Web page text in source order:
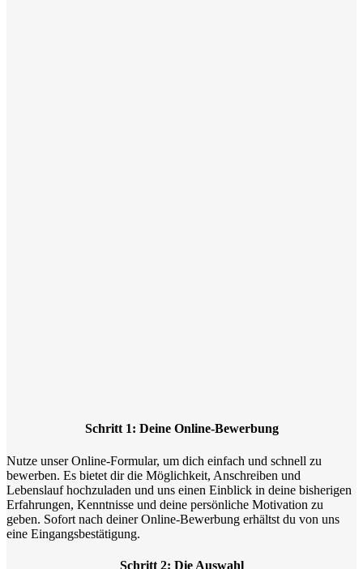
Schritt 1: Deine Online-Bewerbung
Nutze unser Online-Formular, um dich einfach und schnell zu
bewerben. Es bietet dir die Möglichkeit, Anschreiben und
Lebenslauf hochzuladen und uns einen Einblick in deine bisherigen
Erfahrungen, Kenntnisse und deine persönliche Motivation zu
geben. Sofort nach deiner Online-Bewerbung erhältst du von uns
eine Eingangsbestätigung.
Schritt 2: Die Auswahl